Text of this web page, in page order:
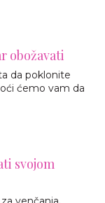
obožavati
da poklonite
ćemo vam da
svojom